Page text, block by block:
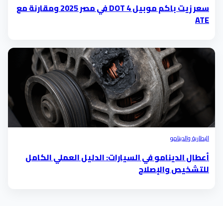
سعر زيت باكم موبيل DOT 4 في مصر 2025 ومقارنة مع
ATE
البطارية والدينامو
أعطال الدينامو في السيارات: الدليل العملي الكامل
للتشخيص والإصلاح